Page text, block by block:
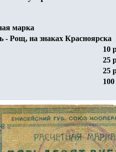
марка
- Рощ, на знаках Красноярска
10
25
25